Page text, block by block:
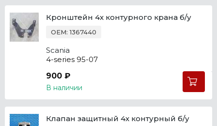
Кронштейн 4х контурного крана б/у
OEM: 1367440
Scania
4-series 95-07
900 ₽
В наличии
Клапан защитный 4х контурный б/у